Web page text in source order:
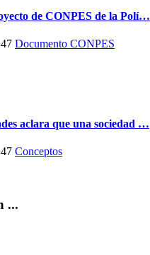
de CONPES de la Polí…
47 Documento CONPES
aclara que una sociedad …
47 Conceptos
...